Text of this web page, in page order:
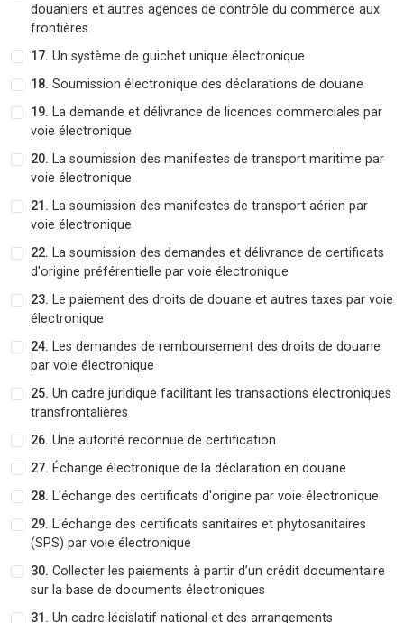
douaniers et autres agences de contrôle du commerce aux
frontières
17. Un système de guichet unique électronique
18. Soumission électronique des déclarations de douane
19. La demande et délivrance de licences commerciales par
voie électronique
20. La soumission des manifestes de transport maritime par
voie électronique
21. La soumission des manifestes de transport aérien par
voie électronique
22. La soumission des demandes et délivrance de certificats
d'origine préférentielle par voie électronique
23. Le paiement des droits de douane et autres taxes par voie
électronique
24. Les demandes de remboursement des droits de douane
par voie électronique
25. Un cadre juridique facilitant les transactions électroniques
transfrontalières
26. Une autorité reconnue de certification
27. Échange électronique de la déclaration en douane
28. L'échange des certificats d'origine par voie électronique
29. L'échange des certificats sanitaires et phytosanitaires
(SPS) par voie électronique
30. Collecter les paiements à partir d’un crédit documentaire
sur la base de documents électroniques
31. Un cadre législatif national et des arrangements